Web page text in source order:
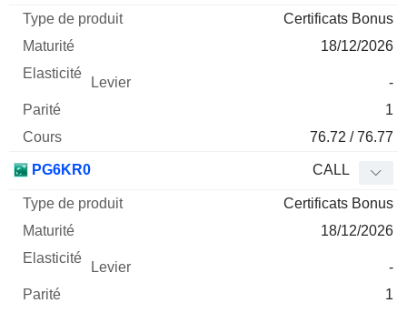
Certificats Bonus
18/12/2026
-
1
76.72 / 76.77
PG6KR0 CALL
Certificats Bonus
18/12/2026
-
1